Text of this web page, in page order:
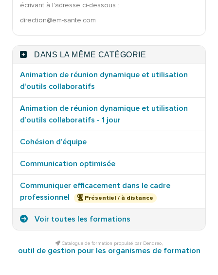
écrivant à l'adresse ci-dessous :
direction@em-sante.com
DANS LA MÊME CATÉGORIE
Animation de réunion dynamique et utilisation
d’outils collaboratifs
Animation de réunion dynamique et utilisation
d’outils collaboratifs - 1 jour
Cohésion d’équipe
Communication optimisée
Communiquer efficacement dans le cadre
professionnel
Présentiel / à distance
Voir toutes les formations
Catalogue de formation propulsé par Dendreo,
outil de gestion pour les organismes de formation